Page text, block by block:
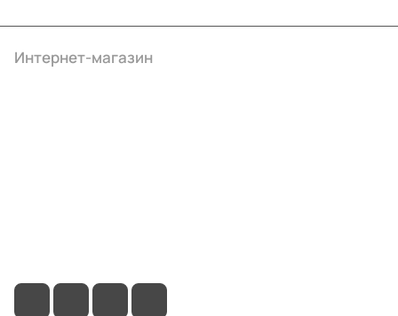
Интернет-магазин